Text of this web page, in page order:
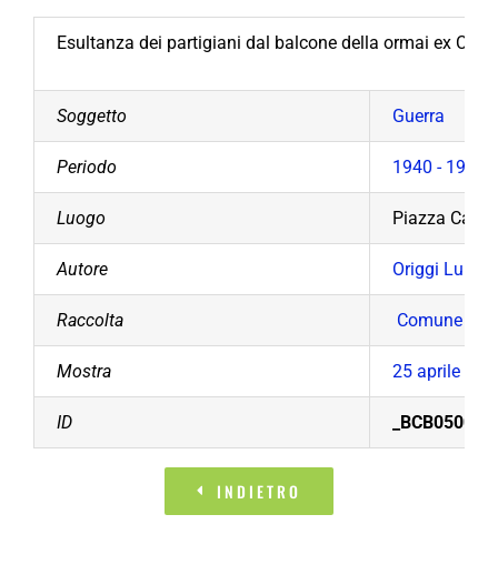
Esultanza dei partigiani dal balcone della ormai ex
Soggetto Guerra
Periodo 1940 - 1949
Luogo Piazza Carlo
Autore Origgi Luigi
Raccolta Comune di
Mostra 25 aprile
ID
INDIETRO